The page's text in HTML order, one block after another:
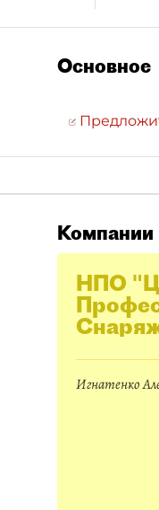
Основное
Компании
НПО
Игнатенко